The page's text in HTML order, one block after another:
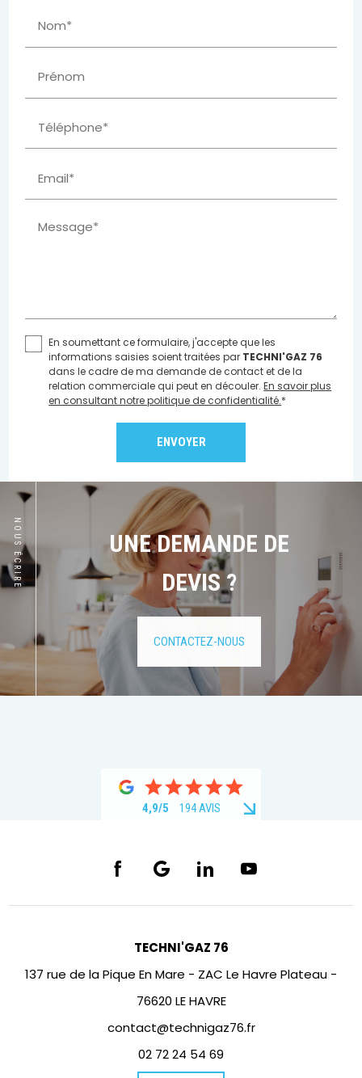
Nom*
Prénom
Téléphone*
Email*
Message*
En soumettant ce formulaire, j'accepte que les
informations saisies soient traitées par TECHNI'GAZ 76
dans le cadre de ma demande de contact et de la
relation commerciale qui peut en découler.En savoir plus
en consultant notre politique de confidentialité.*
NOUS ÉCRIRE
UNE DEMANDE DE
DEVIS ?
CONTACTEZ-NOUS
4,9/5 194 AVIS
TECHNI'GAZ 76
137 rue de la Pique En Mare - ZAC Le Havre Plateau -
76620 LE HAVRE
contact@technigaz76.fr
02 72 24 54 69